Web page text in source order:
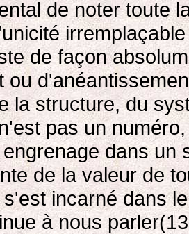
de noter toute
de façon
ou
la structure, du
pas un
dans un
de la valeur de
incarné dans
à nous